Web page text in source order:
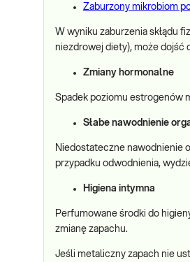
Zaburzony mikrobiom
W wyniku zaburzenia skłądu
niezdrowej diety), może dojść
Zmiany hormonalne
Spadek poziomu estrogenów
Słabe nawodnienie
Niedostateczne nawodnienie
przypadku odwodnienia,
Higiena intymna
Perfumowane środki do
zmianę zapachu.
Jeśli metaliczny zapach nie